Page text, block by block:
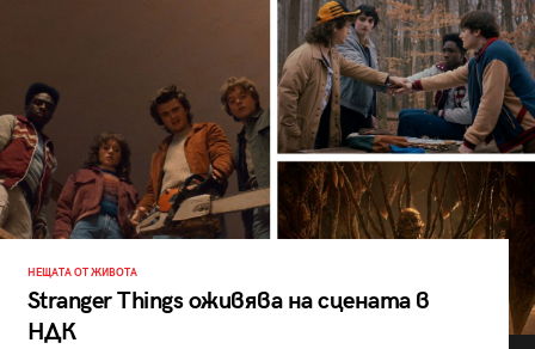
НЕЩАТА ОТ ЖИВОТА
Stranger Things оживява на сцената в
НДК